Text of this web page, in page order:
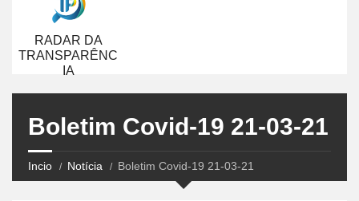
RADAR DA
TRANSPARÊNC
IA
Boletim Covid-19 21-03-21
Incio Notícia Boletim Covid-19 21-03-21